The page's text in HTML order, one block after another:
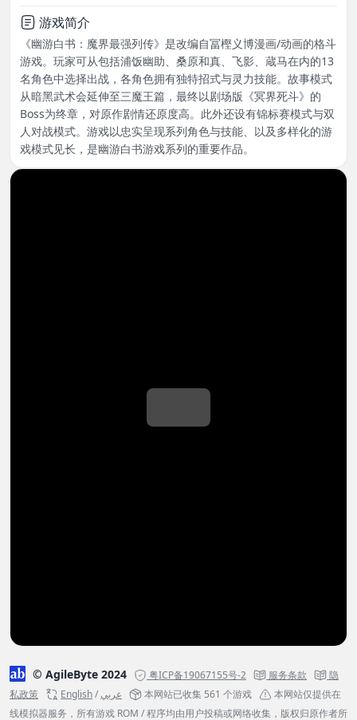
游戏简介
《幽游白书：魔界最强列传》是改编自冨樫义博漫画/动画的格斗
游戏。玩家可从包括浦饭幽助、桑原和真、飞影、蔵马在内的13
名角色中选择出战，各角色拥有独特招式与灵力技能。故事模式
从暗黑武术会延伸至三魔王篇，最终以剧场版《冥界死斗》的
Boss为终章，对原作剧情还原度高。此外还设有锦标赛模式与双
人对战模式。游戏以忠实呈现系列角色与技能、以及多样化的游
戏模式见长，是幽游白书游戏系列的重要作品。
© AgileByte 2024 粤ICP备19067155号-2 服务条款
隐
私政策
English/عربي 本网站已收集 561 个游戏
本网站仅提供在
线模拟器服务，所有游戏 ROM / 程序均由用户投稿或网络收集，版权归原作者所